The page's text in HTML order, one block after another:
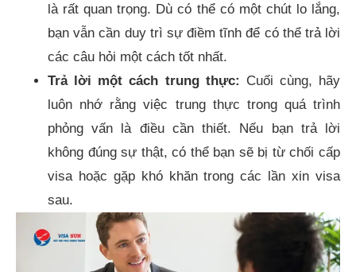
là rất quan trọng. Dù có thể có một chút lo lắng,
bạn vẫn cần duy trì sự điềm tĩnh để có thể trả lời
các câu hỏi một cách tốt nhất.
Trả lời một cách trung thực: Cuối cùng, hãy
luôn nhớ rằng việc trung thực trong quá trình
phỏng vấn là điều cần thiết. Nếu bạn trả lời
không đúng sự thật, có thể bạn sẽ bị từ chối cấp
visa hoặc gặp khó khăn trong các lần xin visa
sau.